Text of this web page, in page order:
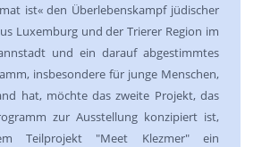
ist« den Überlebenskampf jüdischer
Luxemburg und der Trierer Region im
und ein darauf abgestimmtes
insbesondere für junge Menschen,
hat, möchte das zweite Projekt, das
zur Ausstellung konzipiert ist,
Teilprojekt "Meet Klezmer" ein